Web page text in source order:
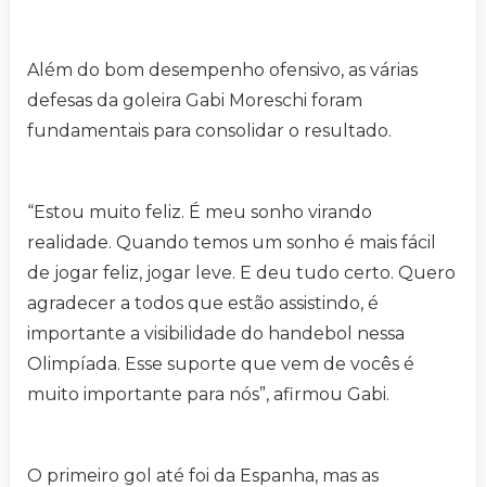
Além do bom desempenho ofensivo, as várias
defesas da goleira Gabi Moreschi foram
fundamentais para consolidar o resultado.
“Estou muito feliz. É meu sonho virando
realidade. Quando temos um sonho é mais fácil
de jogar feliz, jogar leve. E deu tudo certo. Quero
agradecer a todos que estão assistindo, é
importante a visibilidade do handebol nessa
Olimpíada. Esse suporte que vem de vocês é
muito importante para nós”, afirmou Gabi.
O primeiro gol até foi da Espanha, mas as